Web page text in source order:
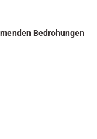
Bedrohungen